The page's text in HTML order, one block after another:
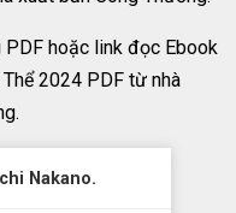
hoặc link đọc Ebook
2024 PDF từ nhà
Nakano.